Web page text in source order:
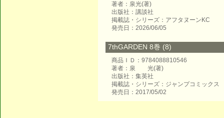
著者：泉光(著)
出版社：講談社
掲載誌・シリーズ：アフタヌーンKC
発売日：2026/06/05
7thGARDEN 8巻 (8)
商品ＩＤ：9784088810546
著者：泉 光(著)
出版社：集英社
掲載誌・シリーズ：ジャンプコミックス
発売日：2017/05/02